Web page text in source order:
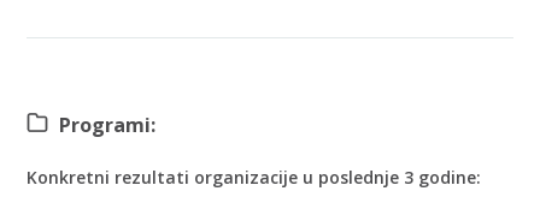
Programi:
Konkretni rezultati organizacije u poslednje 3 godine: